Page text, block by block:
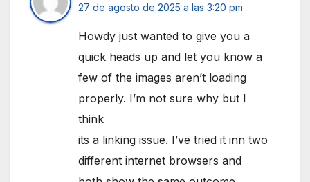
27 de agosto de 2025 a las 3:20 pm
Howdy just wanted to give you a
quick heads up and let you know a
few of the images aren’t loading
properly. I’m not sure why but I
think
its a linking issue. I’ve tried it inn two
different internet browsers and